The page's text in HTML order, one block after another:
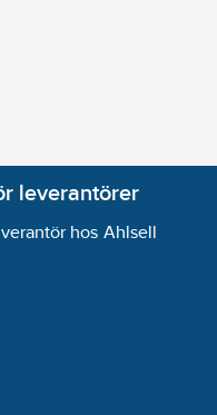
leverantörer
hos Ahlsell